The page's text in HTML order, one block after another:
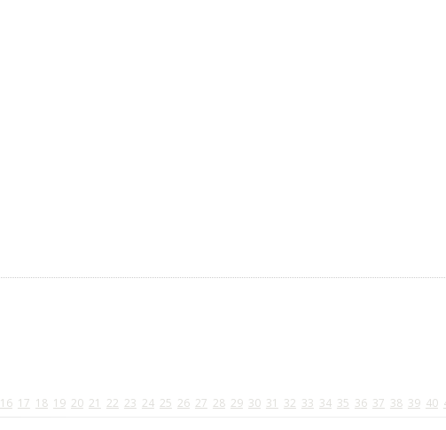
16 17 18 19 20 21 22 23 24 25 26 27 28 29 30 31 32 33 34 35 36 37 38 39 40